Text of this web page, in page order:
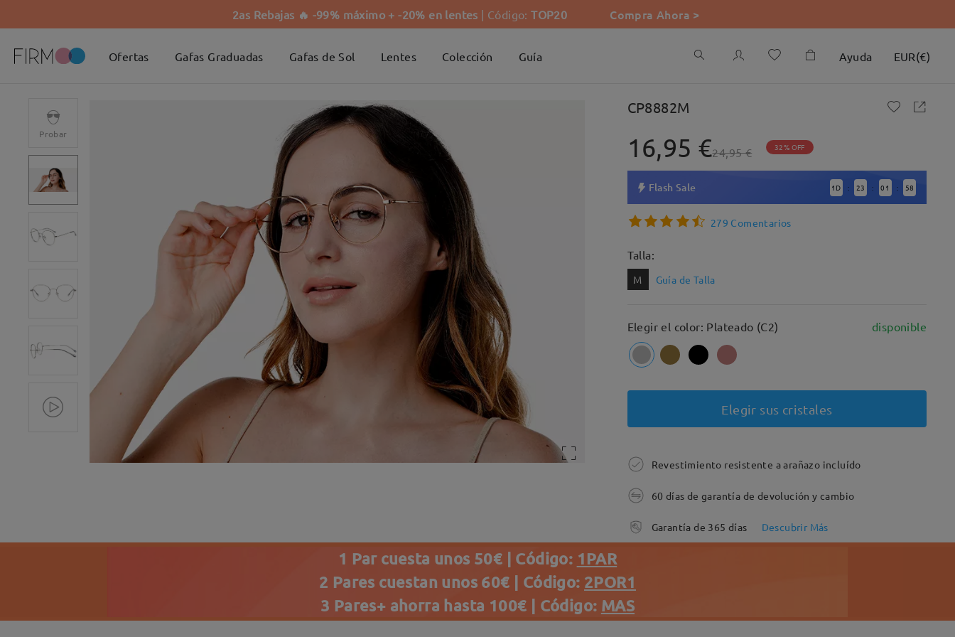
2as Rebajas 🔥 -99% máximo + -20% en lentes | Código:TOP20 Compra Ahora >
Ofertas Gafas Graduadas Gafas de Sol Lentes Colección Guía Ayuda EUR(€)
Probar
CP8882M
16,95 €24,95 € 32% OFF
Flash Sale 1 D : 23 : 01 : 57
279 Comentarios
Talla:
M Guía de Talla
Elegir el color: Plateado (C2) disponible
Elegir sus cristales
Revestimiento resistente a arañazo incluído
60 días de garantía de devolución y cambio
Garantía de 365 días Descubrir Más
1 Par cuesta unos 50€ | Código: 1PAR
2 Pares cuestan unos 60€ | Código: 2POR1
3 Pares+ ahorra hasta 100€ | Código: MAS